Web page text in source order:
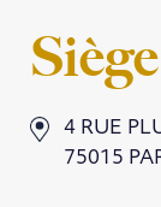
4 RUE
75015